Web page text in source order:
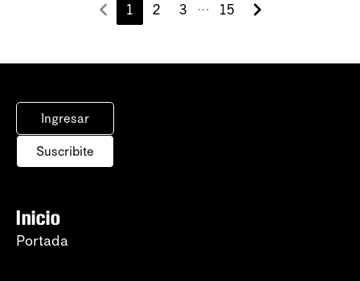
1 2 3 ⋯ 15
Ingresar
Suscribite
Inicio
Portada